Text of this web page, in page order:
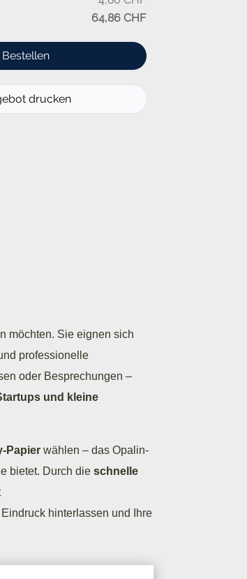
möchten. Sie eignen sich
professionelle
oder Besprechungen –
und kleine
Papier wählen – das Opalin-
bietet. Durch die schnelle
hinterlassen und Ihre